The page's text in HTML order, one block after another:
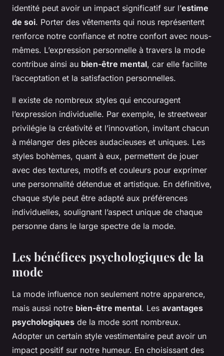
identité peut avoir un impact significatif sur l’estime
de soi. Porter des vêtements qui nous représentent
renforce notre confiance et notre confort avec nous-
mêmes. L’expression personnelle à travers la mode
contribue ainsi au bien-être mental, car elle facilite
l’acceptation et la satisfaction personnelles.
Il existe de nombreux styles qui encouragent
l’expression individuelle. Par exemple, le streetwear
privilégie la créativité et l’innovation, invitant chacun
à mélanger des pièces audacieuses et uniques. Les
styles bohèmes, quant à eux, permettent de jouer
avec des textures, motifs et couleurs pour exprimer
une personnalité détendue et artistique. En définitive,
chaque style peut être adapté aux préférences
individuelles, soulignant l’aspect unique de chaque
personne dans le large spectre de la mode.
Les bénéfices psychologiques de la
mode
La mode influence non seulement notre apparence,
mais aussi notre bien-être mental. Les avantages
psychologiques de la mode sont nombreux.
Adopter un certain style vestimentaire peut avoir un
impact positif sur notre humeur. En choisissant des